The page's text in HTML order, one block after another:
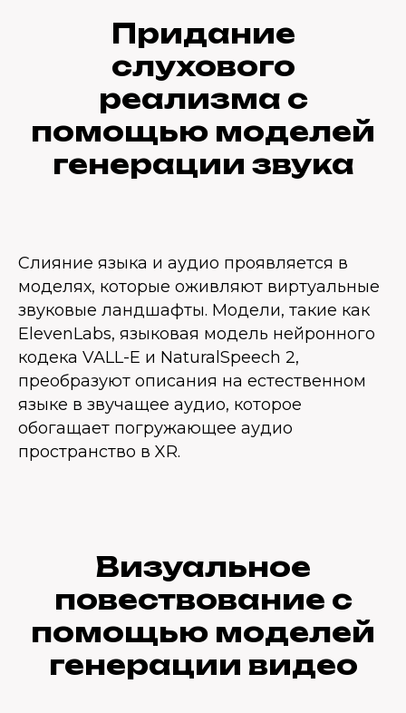
Придание
слухового
реализма с
помощью моделей
генерации звука
Слияние языка и аудио проявляется в
моделях, которые оживляют виртуальные
звуковые ландшафты. Модели, такие как
ElevenLabs, языковая модель нейронного
кодека VALL-E и NaturalSpeech 2,
преобразуют описания на естественном
языке в звучащее аудио, которое
обогащает погружающее аудио
пространство в XR.
Визуальное
повествование с
помощью моделей
генерации видео